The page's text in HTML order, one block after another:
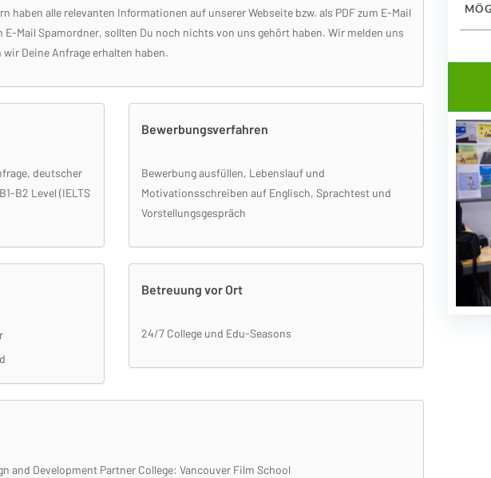
haben alle relevanten Informationen auf unserer Webseite bzw. als PDF zum E-Mail
E-Mail Spamordner, sollten Du noch nichts von uns gehört haben. Wir melden uns
Deine Anfrage erhalten haben.
deutscher
B2 Level (IELTS
Bewerbungsverfahren
Bewerbung ausfüllen, Lebenslauf und
Motivationsschreiben auf Englisch, Sprachtest und
Vorstellungsgespräch
Betreuung vor Ort
24/7 College und Edu-Seasons
and Development Partner College: Vancouver Film School